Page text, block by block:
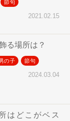
節句
2021.02.15
る場所は？
の子 節句
2024.03.04
はどこがベス